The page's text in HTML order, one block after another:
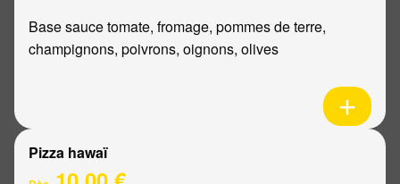
Base sauce tomate, fromage, pommes de terre,
champignons, poivrons, oignons, olives
Pizza hawaï